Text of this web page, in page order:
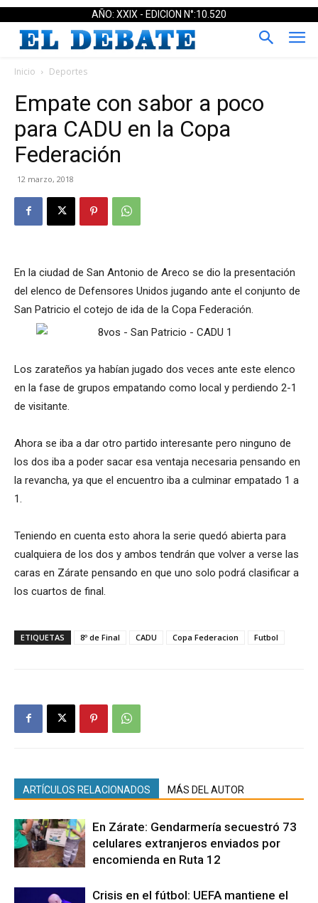
AÑO: XXIX - EDICION N°:10.520
Inicio Deportes
Empate con sabor a poco
para CADU en la Copa
Federación
12 marzo, 2018
En la ciudad de San Antonio de Areco se dio la presentación
del elenco de Defensores Unidos jugando ante el conjunto de
San Patricio el cotejo de ida de la Copa Federación.
Los zarateños ya habían jugado dos veces ante este elenco
en la fase de grupos empatando como local y perdiendo 2-1
de visitante.
Ahora se iba a dar otro partido interesante pero ninguno de
los dos iba a poder sacar esa ventaja necesaria pensando en
la revancha, ya que el encuentro iba a culminar empatado 1 a
1.
Teniendo en cuenta esto ahora la serie quedó abierta para
cualquiera de los dos y ambos tendrán que volver a verse las
caras en Zárate pensando en que uno solo podrá clasificar a
los cuartos de final.
ETIQUETAS 8º de Final CADU Copa Federacion Futbol
ARTÍCULOS RELACIONADOS MÁS DEL AUTOR
En Zárate: Gendarmería secuestró 73
celulares extranjeros enviados por
encomienda en Ruta 12
Crisis en el fútbol: UEFA mantiene el